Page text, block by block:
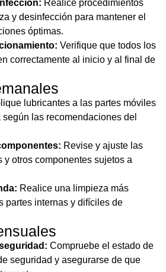
Realice procedimientos
y desinfección para mantener el
óptimas.
Verifique que todos los
correctamente al inicio y al final de
lubricantes a las partes móviles
las recomendaciones del
Revise y ajuste las
y otros componentes sujetos a
Realice una limpieza más
partes internas y difíciles de
Compruebe el estado de
seguridad y asegurarse de que